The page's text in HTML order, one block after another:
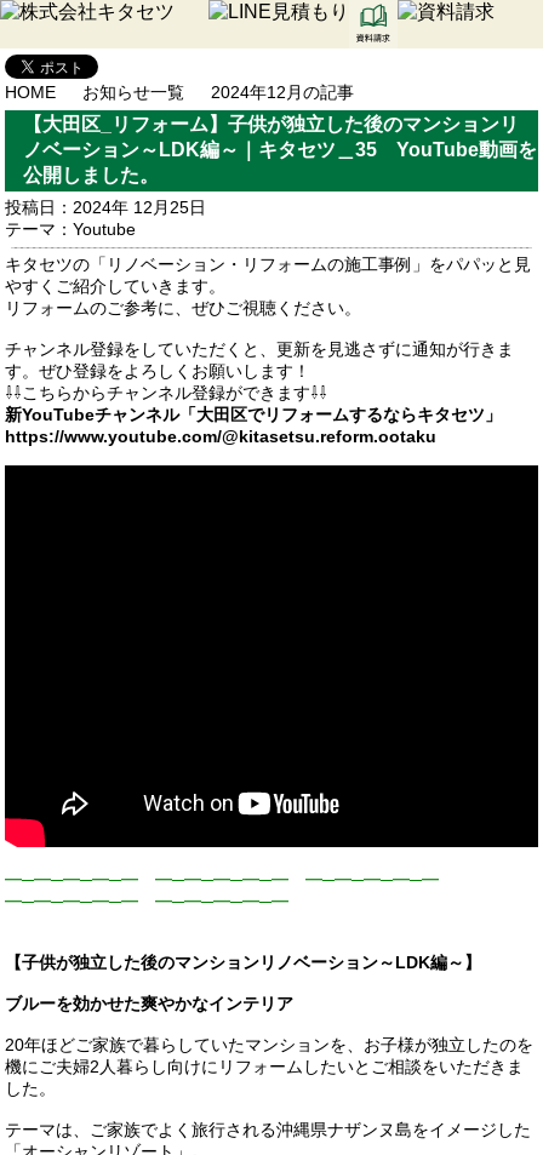
HOME お知らせ一覧 2024年12月の記事
【大田区_リフォーム】子供が独立した後のマンションリ
ノベーション～LDK編～｜キタセツ＿35 YouTube動画を
公開しました。
投稿日：2024年 12月25日
テーマ：Youtube
キタセツの「リノベーション・リフォームの施工事例」をパパッと見
やすくご紹介していきます。
リフォームのご参考に、ぜひご視聴ください。
チャンネル登録をしていただくと、更新を見逃さずに通知が行きま
す。ぜひ登録をよろしくお願いします！
⇩⇩こちらからチャンネル登録ができます⇩⇩
新YouTubeチャンネル「大田区でリフォームするならキタセツ」
https://www.youtube.com/@kitasetsu.reform.ootaku
━─━─━─━─━ ━─━─━─━─━ ━─━─━─━─━
━─━─━─━─━ ━─━─━─━─━
【子供が独立した後のマンションリノベーション～LDK編～ 】
ブルーを効かせた爽やかなインテリア
20年ほどご家族で暮らしていたマンションを、お子様が独立したのを
機にご夫婦2人暮らし向けにリフォームしたいとご相談をいただきま
した。
テーマは、ご家族でよく旅行される沖縄県ナザンヌ島をイメージした